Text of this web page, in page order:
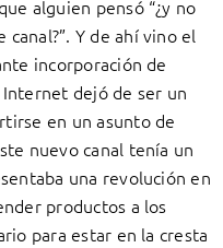
alguien pensó “¿y no
Y de ahí vino el
incorporación de
dejó de ser un
en un asunto de
nuevo canal tenía un
una revolución en
productos a los
para estar en la cresta